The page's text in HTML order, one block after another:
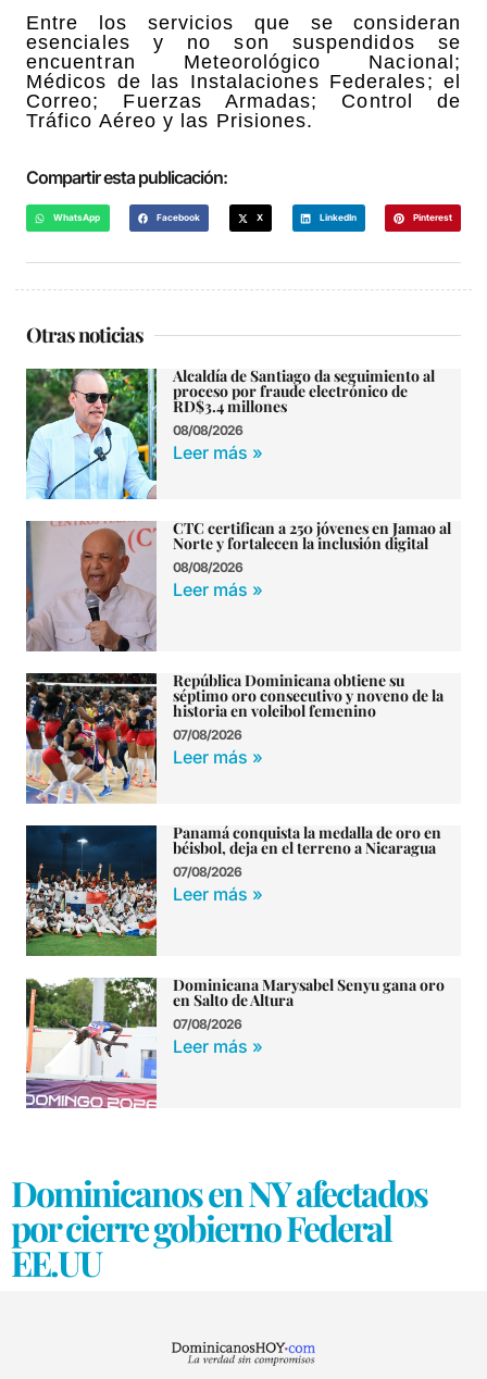
Entre los servicios que se consideran
esenciales y no son suspendidos se
encuentran Meteorológico Nacional;
Médicos de las Instalaciones Federales; el
Correo; Fuerzas Armadas; Control de
Tráfico Aéreo y las Prisiones.
Compartir esta publicación:
WhatsApp Facebook X LinkedIn Pinterest
Otras noticias
Alcaldía de Santiago da seguimiento al
proceso por fraude electrónico de
RD$3.4 millones
08/08/2026
Leer más »
CTC certifican a 250 jóvenes en Jamao al
Norte y fortalecen la inclusión digital
08/08/2026
Leer más »
República Dominicana obtiene su
séptimo oro consecutivo y noveno de la
historia en voleibol femenino
07/08/2026
Leer más »
Panamá conquista la medalla de oro en
béisbol, deja en el terreno a Nicaragua
07/08/2026
Leer más »
Dominicana Marysabel Senyu gana oro
en Salto de Altura
07/08/2026
Leer más »
Dominicanos en NY afectados
por cierre gobierno Federal
EE.UU